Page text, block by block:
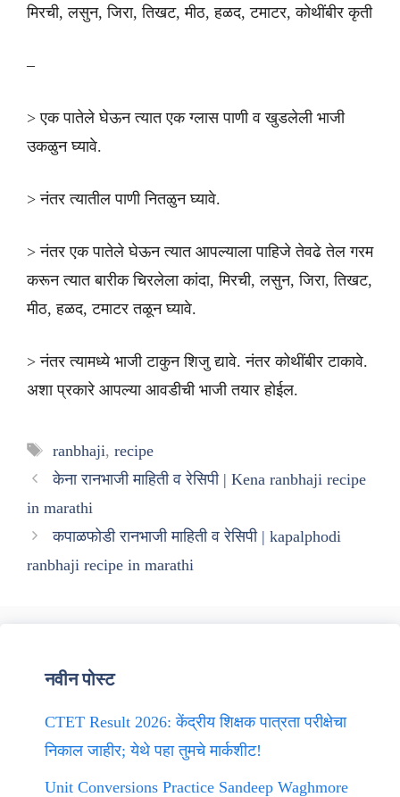
मिरची, लसुन, जिरा, तिखट, मीठ, हळद, टमाटर, कोथींबीर कृती
–
> एक पातेले घेऊन त्यात एक ग्लास पाणी व खुडलेली भाजी
उकळुन घ्यावे.
> नंतर त्यातील पाणी नितळुन घ्यावे.
> नंतर एक पातेले घेऊन त्यात आपल्याला पाहिजे तेवढे तेल गरम
करून त्यात बारीक चिरलेला कांदा, मिरची, लसुन, जिरा, तिखट,
मीठ, हळद, टमाटर तळून घ्यावे.
> नंतर त्यामध्ये भाजी टाकुन शिजु द्यावे. नंतर कोथींबीर टाकावे.
अशा प्रकारे आपल्या आवडीची भाजी तयार होईल.
Tags
ranbhaji, recipe
केना रानभाजी माहिती व रेसिपी | Kena ranbhaji recipe
in marathi
कपाळफोडी रानभाजी माहिती व रेसिपी | kapalphodi
ranbhaji recipe in marathi
नवीन पोस्ट
CTET Result 2026: केंद्रीय शिक्षक पात्रता परीक्षेचा
निकाल जाहीर; येथे पहा तुमचे मार्कशीट!
Unit Conversions Practice Sandeep Waghmore